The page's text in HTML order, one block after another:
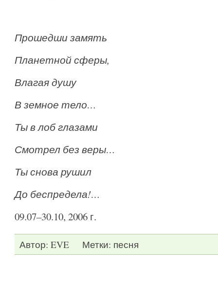
Прошедши замять
Планетной сферы,
Влагая душу
В земное тело…
Ты в лоб глазами
Смотрел без веры…
Ты снова рушил
До беспредела!…
09.07–30.10, 2006 г.
Автор: EVE Метки: песня